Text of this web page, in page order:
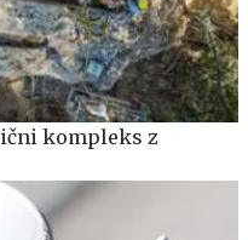
kompleks z